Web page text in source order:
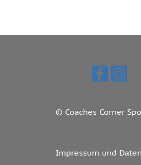
© Coaches Corner
Impressum und